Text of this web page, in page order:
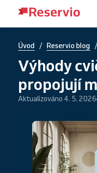
Úvod / Reservio blog /
Výhody
propojují
Aktualizováno 4. 5. 2026